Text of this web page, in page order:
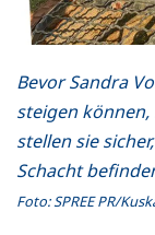
Bevor Sandra
steigen
stellen sie
Schacht
Foto: SPREE PR/